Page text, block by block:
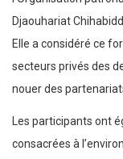
Djaouhariat
Elle a considéré ce
secteurs privés des
nouer des
Les participants ont
consacrées à